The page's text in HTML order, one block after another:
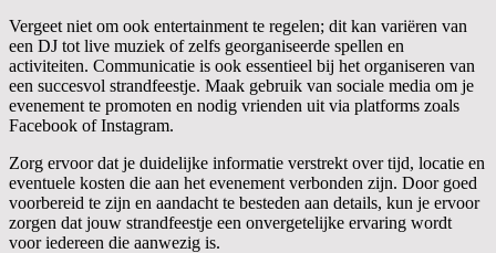
Vergeet niet om ook entertainment te regelen; dit kan variëren van
een DJ tot live muziek of zelfs georganiseerde spellen en
activiteiten. Communicatie is ook essentieel bij het organiseren van
een succesvol strandfeestje. Maak gebruik van sociale media om je
evenement te promoten en nodig vrienden uit via platforms zoals
Facebook of Instagram.
Zorg ervoor dat je duidelijke informatie verstrekt over tijd, locatie en
eventuele kosten die aan het evenement verbonden zijn. Door goed
voorbereid te zijn en aandacht te besteden aan details, kun je ervoor
zorgen dat jouw strandfeestje een onvergetelijke ervaring wordt
voor iedereen die aanwezig is.